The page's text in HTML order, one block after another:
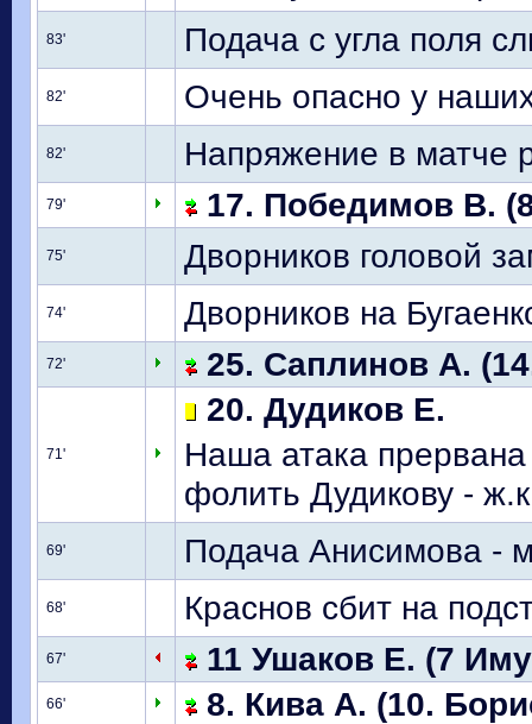
83' Подача с угла поля
82' Очень опасно у
82' Напряжение в матче
79' 17. Победимов В.
75' Дворников головой
74' Дворников на
72' 25. Саплинов А.
71'
20. Дудиков Е.
Наша атака
фолить Дудикову -
69' Подача Анисимова -
68' Краснов сбит на
67' 11 Ушаков Е. (7
66' 8. Кива А. (10.